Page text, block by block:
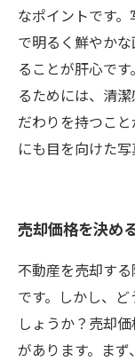
なポイントです
で明るく鮮やか
ることが肝心で
るためには、清
だわりを持つこ
にも目を向けた写
売却価格を決め
不動産を売却す
です。しかし、
しょうか？売却
があります。ま